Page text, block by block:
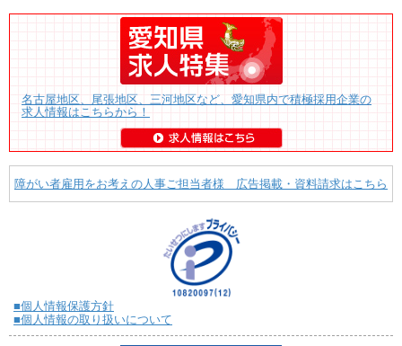
名古屋地区、尾張地区、三河地区など、愛知県内で積極採用企業の
求人情報はこちらから！
障がい者雇用をお考えの人事ご担当者様 広告掲載・資料請求はこちら
■個人情報保護方針
■個人情報の取り扱いについて